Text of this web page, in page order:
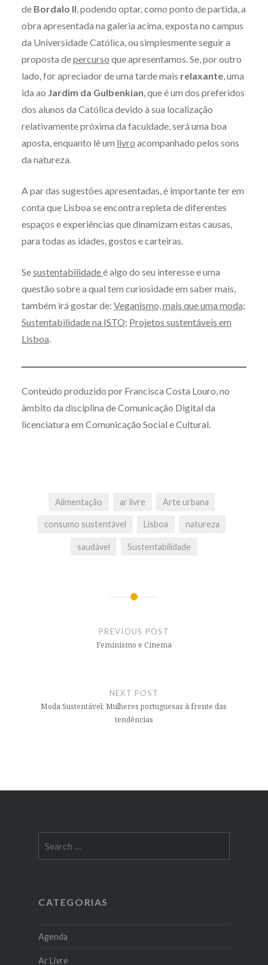
deBordalo II, podendo optar, como ponto de partida, a
obra apresentada na galeria acima, exposta no campus
da Universidade Católica, ou simplesmente seguir a
proposta depercurso que apresentamos. Se, por outro
lado, for apreciador de uma tarde mais relaxante, uma
ida ao Jardim da Gulbenkian, que é um dos preferidos
dos alunos da Católica devido à sua localização
relativamente próxima da faculdade, será uma boa
aposta, enquanto lê um livro acompanhado pelos sons
da natureza.
A par das sugestões apresentadas, é importante ter em
conta que Lisboa se encontra repleta de diferentes
espaços e experiências que dinamizam estas causas,
para todas as idades, gostos e carteiras.
Sesustentabilidadeé algo do seu interesse e uma
questão sobre a qual tem curiosidade em saber mais,
também irá gostar de: Veganismo, mais que uma moda;
Sustentabilidade na ISTO; Projetos sustentáveis em
Lisboa.
Conteúdo produzido por Francisca Costa Louro, no
âmbito da disciplina de Comunicação Digital da
licenciatura em Comunicação Social e Cultural.
Alimentação ar livre Arte urbana
consumo sustentável Lisboa natureza
saudável Sustentabilidade
PREVIOUS POST
Feminismo e Cinema
NEXT POST
Moda Sustentável: Mulheres portuguesas à frente das
tendências
for:
CATEGORIAS
Agenda
Ar Livre